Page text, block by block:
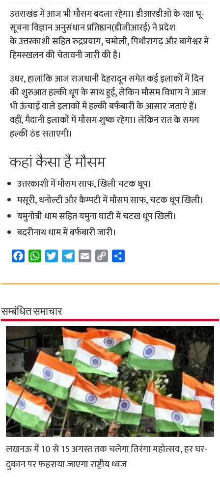
उत्तराखंड में आज भी मौसम बदला रहेगा। डीआरडीओ के रक्षा भू-
सूचना विज्ञान अनुसंधान प्रतिष्ठान(डीजीआरई) ने प्रदेश
के उत्तरकाशी सहित रुद्रप्रयाग, चमोली, पिथौरागढ़ और बागेश्वर में
हिमस्खलन की चेतावनी जारी की है।
उधर, हालांकि आज राजधानी देहरादून समेत कई इलाकों में दिन
की शुरुआत हल्की धूप के साथ हुई, लेकिन मौसम विभाग ने आज
भी ऊंचाई वाले इलाकों में हल्की बर्फबारी के आसार जताएं हैं।
वहीं, मैदानी इलाकों में मौसम शुष्क रहेगा। लेकिन रात के समय
हल्की ठंड सताएगी।
कहां कैसा है मौसम
उत्तरकाशी में मौसम साफ, खिली चटक धूप।
मसूरी, धनोल्टी और कैम्पटी में मौसम साफ, चटक धूप खिली।
यमुनोत्री धाम सहित यमुना घाटी में चटख धूप खिली।
बदरीनाथ धाम में बर्फबारी जारी।
F
c
b
o
k
W
a
s
A
p
p
T
i
t
e
r
T
l
r
a
m
E
a
C
p
i
n
k
a
सम्बंधित समाचार
लखनऊ में 10 से 15 अगस्त तक चलेगा तिरंगा महोत्सव, हर घर-
दुकान पर फहराया जाएगा राष्ट्रीय ध्वज